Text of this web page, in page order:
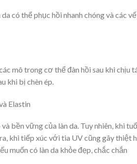
có thể phục hồi nhanh chóng và các
mô trong cơ thể đàn hồi sau khi chịu
khi bị chèn ép.
Elastin
bền vững của làn da. Tuy nhiên, khi
khi tiếp xúc với tia UV cũng gây thiệt
muốn có làn da khỏe đẹp, chắc chắn